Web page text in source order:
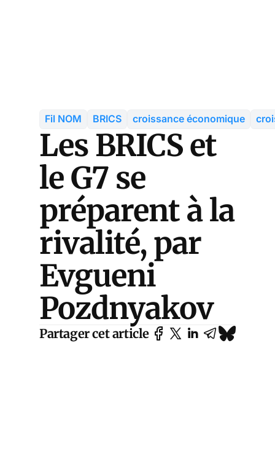
Fil NOM BRICS croissance économique
Les BRICS et
le G7 se
préparent à la
rivalité, par
Evgueni
Pozdnyakov
Partager cet article